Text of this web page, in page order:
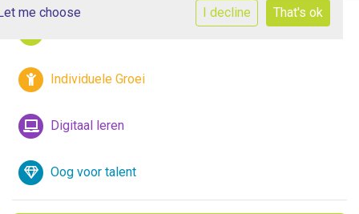
Individuele Groei
Digitaal leren
Oog voor talent
me choose I decline That's ok